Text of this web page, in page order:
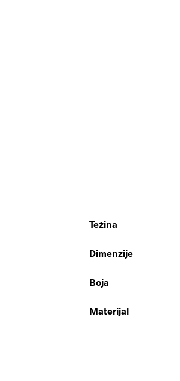
Težina
Dimenzije
Boja
Materijal